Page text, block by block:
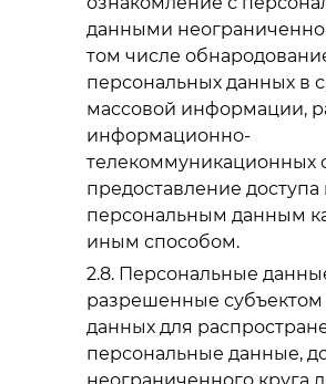
данными
том числе
персональных данных в
массовой информации,
информационно-
телекоммуникационных
предоставление доступа
персональным данным
иным способом.
Персональные
разрешенные
данных для
персональные данные,